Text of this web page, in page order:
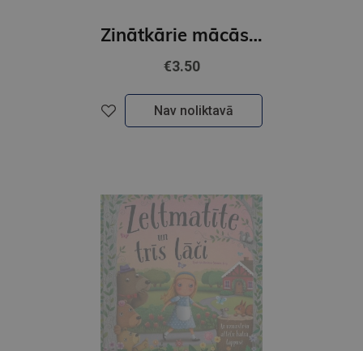
Zinātkārie mācās skaitīt. Ar uzlīmēm
€3.50
Nav noliktavā